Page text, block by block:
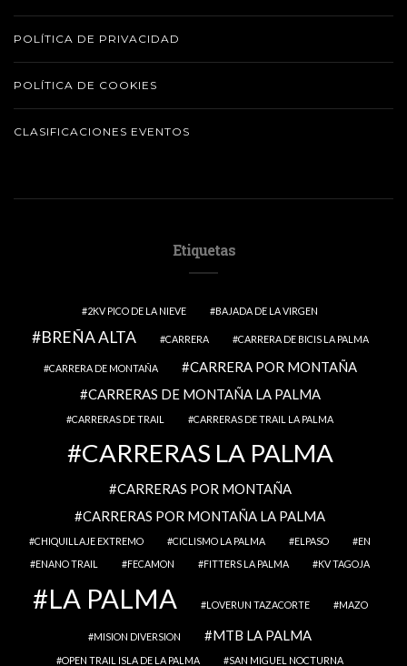
POLÍTICA DE PRIVACIDAD
POLÍTICA DE COOKIES
CLASIFICACIONES EVENTOS
Etiquetas
2KV PICO DE LA NIEVE BAJADA DE LA VIRGEN
BREÑA ALTA CARRERA CARRERA DE BICIS LA PALMA
CARRERA DE MONTAÑA
CARRERA POR MONTAÑA
CARRERAS DE MONTAÑA LA PALMA
CARRERAS DE TRAIL CARRERAS DE TRAIL LA PALMA
CARRERAS LA PALMA
CARRERAS POR MONTAÑA
CARRERAS POR MONTAÑA LA PALMA
CHIQUILLAJE EXTREMO CICLISMO LA PALMA ELPASO
EN
ENANO TRAIL
FECAMON FITTERS LA PALMA KV TAGOJA
LA PALMA LOVERUN TAZACORTE MAZO
MISION DIVERSION MTB LA PALMA
OPEN TRAIL ISLA DE LA PALMA
SAN MIGUEL NOCTURNA